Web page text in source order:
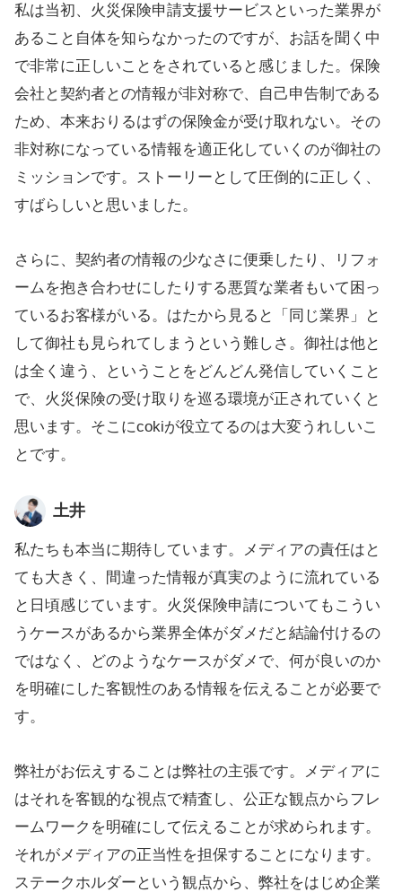
私は当初、火災保険申請支援サービスといった業界が
あること自体を知らなかったのですが、お話を聞く中
で非常に正しいことをされていると感じました。保険
会社と契約者との情報が非対称で、自己申告制である
ため、本来おりるはずの保険金が受け取れない。その
非対称になっている情報を適正化していくのが御社の
ミッションです。ストーリーとして圧倒的に正しく、
すばらしいと思いました。
さらに、契約者の情報の少なさに便乗したり、リフォ
ームを抱き合わせにしたりする悪質な業者もいて困っ
ているお客様がいる。はたから見ると「同じ業界」と
して御社も見られてしまうという難しさ。御社は他と
は全く違う、ということをどんどん発信していくこと
で、火災保険の受け取りを巡る環境が正されていくと
思います。そこにcokiが役立てるのは大変うれしいこ
とです。
土井
私たちも本当に期待しています。メディアの責任はと
ても大きく、間違った情報が真実のように流れている
と日頃感じています。火災保険申請についてもこうい
うケースがあるから業界全体がダメだと結論付けるの
ではなく、どのようなケースがダメで、何が良いのか
を明確にした客観性のある情報を伝えることが必要で
す。
弊社がお伝えすることは弊社の主張です。メディアに
はそれを客観的な視点で精査し、公正な観点からフレ
ームワークを明確にして伝えることが求められます。
それがメディアの正当性を担保することになります。
ステークホルダーという観点から、弊社をはじめ企業